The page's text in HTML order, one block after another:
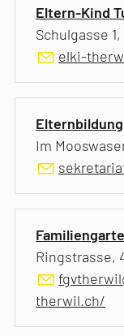
Eltern-Kind
Schulgasse
elki-
Im
Ringstrasse,
therwil.ch/